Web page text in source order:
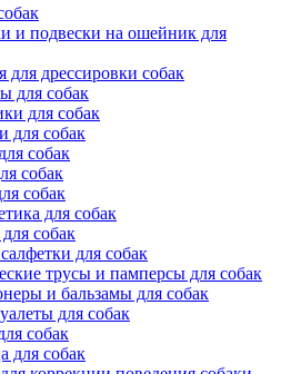
и подвески на ошейник для
дрессировки собак
для собак
для собак
для собак
собак
собак
собак
для собак
собак
для собак
трусы и памперсы для собак
и бальзамы для собак
для собак
собак
для собак